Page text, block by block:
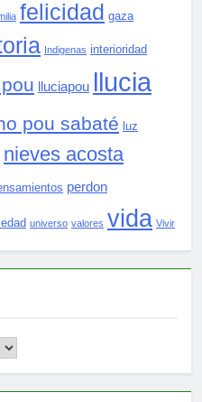
felicidad gaza
Indigenas interioridad
lluciapou llucia
pou sabaté luz
nieves acosta
perdon
universo valores vida Vivir